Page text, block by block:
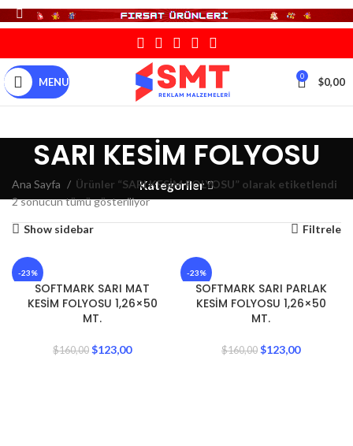
MENU 0 $0,00
SARI KESİM FOLYOSU
Kategoriler
Ana Sayfa
Ürünler “SARI KESİM FOLYOSU” olarak etiketlendi
2 sonucun tümü gösteriliyor
Show sidebar Filtrele
-23%
SOFTMARK SARI MAT
KESİM FOLYOSU 1,26×50
MT.
$160,00 $123,00
-23%
SOFTMARK SARI PARLAK
KESİM FOLYOSU 1,26×50
MT.
$160,00 $123,00